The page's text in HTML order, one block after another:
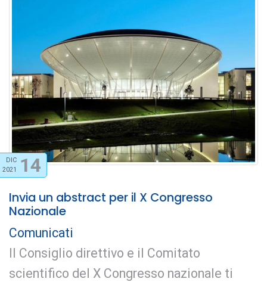
DIC
2021
14
Invia un abstract per il X Congresso
Nazionale
Comunicati
Il Consiglio direttivo e il Comitato
scientifico del X Congresso nazionale ti